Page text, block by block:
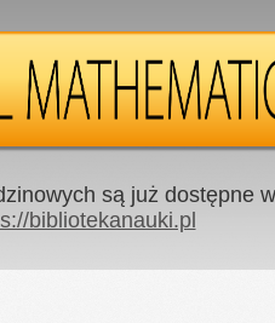
są już dostępne
bibliotekanauki.pl